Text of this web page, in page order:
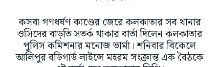
কসবা গণধর্ষণ কাণ্ডের জেরে কলকাতার সব থানার
ওসিদের বাড়তি সতর্ক থাকার বার্তা দিলেন কলকাতার
পুলিস কমিশনার মনোজ ভার্মা। শনিবার বিকেলে
আলিপুর বডিগার্ড লাইন্সে মহরম সংক্রান্ত এক বৈঠকে